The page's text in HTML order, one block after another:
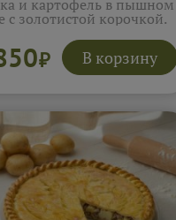
и картофель в пышном
с золотистой корочкой.
Подробнее...
₽ В корзину